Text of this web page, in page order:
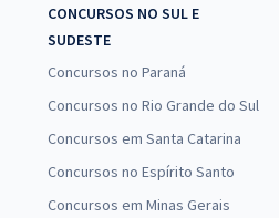
CONCURSOS NO SUL E
SUDESTE
Concursos no Paraná
Concursos no Rio Grande do Sul
Concursos em Santa Catarina
Concursos no Espírito Santo
Concursos em Minas Gerais